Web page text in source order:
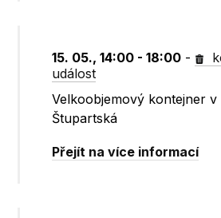
15. 05., 14:00 - 18:00 -
událost
Velkoobjemový kontejner
Štupartská
Přejít na více informací